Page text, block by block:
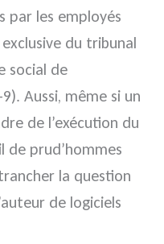
par les employés
du tribunal
social de
Aussi, même si un
de l’exécution du
prud’hommes
la question
de logiciels